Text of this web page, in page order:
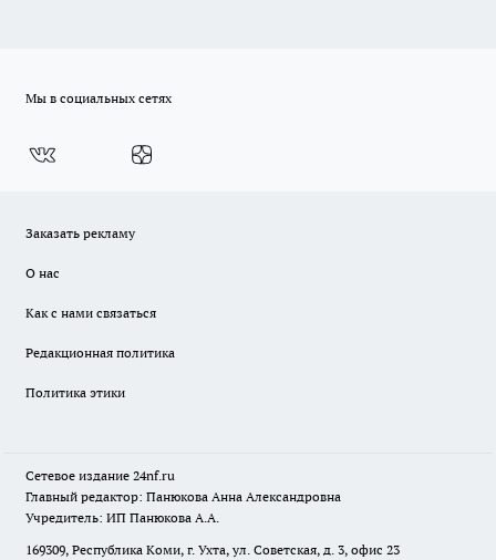
Мы в социальных сетях
Заказать рекламу
О нас
Как с нами связаться
Редакционная политика
Политика этики
Сетевое издание 24nf.ru
Главный редактор: Панюкова Анна Александровна
Учредитель: ИП Панюкова А.А.
169309, Республика Коми, г. Ухта, ул. Советская, д. 3, офис 23